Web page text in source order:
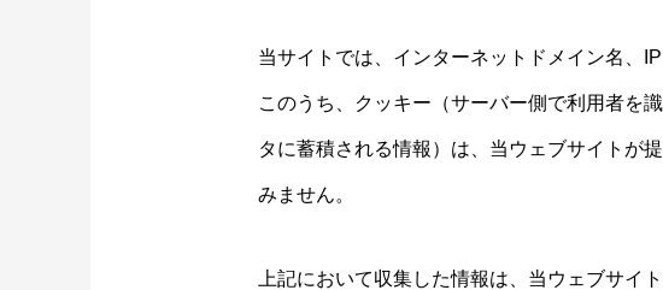
当サイトでは、インターネットドメイン名、
このうち、クッキー（サーバー側で利用者を
タに蓄積される情報）は、当ウェブサイトが
みません。
上記において収集した情報は、当ウェブサイ